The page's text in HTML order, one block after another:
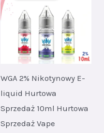
WGA 2% Nikotynowy E-
liquid Hurtowa
Sprzedaż 10ml Hurtowa
Sprzedaż Vape